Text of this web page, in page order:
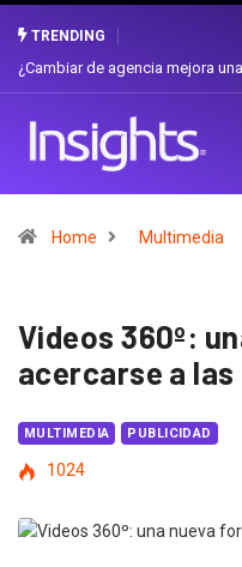
TRENDING
Gabriela Herrera y el arte de
Home Multimedia
Videos 360º:
acercarse a
MULTIMEDIA PUBLICIDAD
1024